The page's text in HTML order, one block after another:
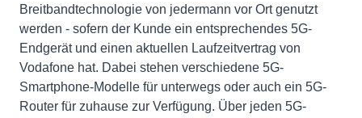
Breitbandtechnologie von jedermann vor Ort genutzt
werden - sofern der Kunde ein entsprechendes 5G-
Endgerät und einen aktuellen Laufzeitvertrag von
Vodafone hat. Dabei stehen verschiedene 5G-
Smartphone-Modelle für unterwegs oder auch ein 5G-
Router für zuhause zur Verfügung. Über jeden 5G-